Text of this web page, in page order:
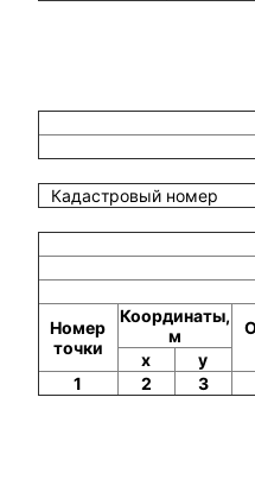
Кадастровый номер
Номер
точки
Координаты,
м
x
y
1
2 3